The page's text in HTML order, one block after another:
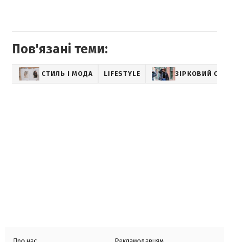
Пов'язані теми:
СТИЛЬ І МОДА LIFESTYLE ЗІРКОВИЙ